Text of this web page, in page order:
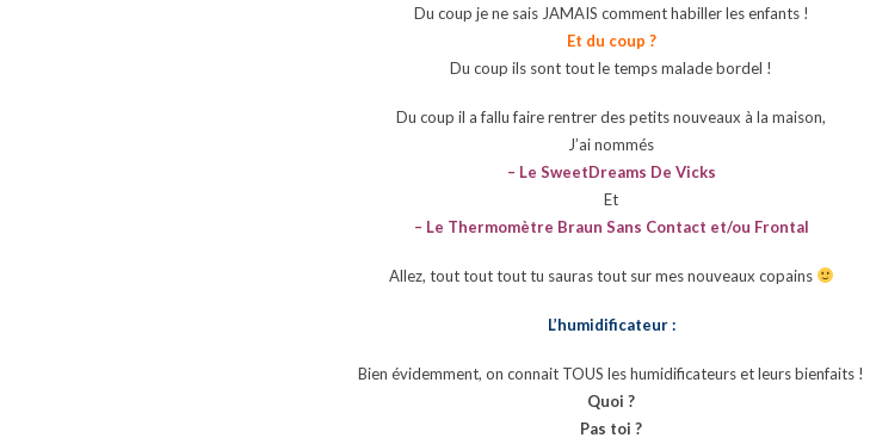
Du coup je ne sais JAMAIS comment habiller les enfants !
Et du coup ?
Du coup ils sont tout le temps malade bordel !
Du coup il a fallu faire rentrer des petits nouveaux à la maison,
J’ai nommés
– Le SweetDreams De Vicks
Et
– Le Thermomètre Braun Sans Contact et/ou Frontal
Allez, tout tout tout tu sauras tout sur mes nouveaux copains
L’humidificateur :
Bien évidemment, on connait TOUS les humidificateurs et leurs bienfaits !
Quoi ?
Pas toi ?